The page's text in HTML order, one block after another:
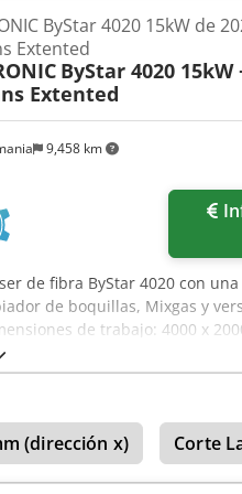
la carga y descarga
de piezas de desgaste
Carga: Posible Disponibilidad:
9,458 km
ByStar 4020 15kW de
Extented
ByStar 4020 15kW
Extented
de fibra ByStar 4020 con
de boquillas, Mixgas y
de trabajo: 4000 x
de funcionamiento: 5734h
(dirección x)
Corte